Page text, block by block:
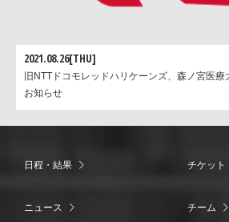
2021.08.26[THU]
旧NTTドコモレッドハリケーンズ、森ノ宮医
お知らせ
日程・結果 チケット
ニュース チーム